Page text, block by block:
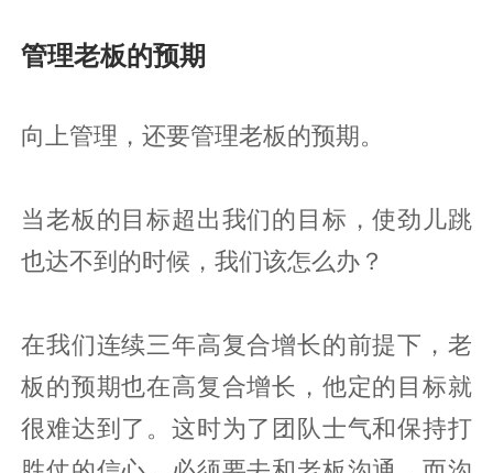
管理老板的预期
向上管理，还要管理老板的预期。
当老板的目标超出我们的目标，使劲儿跳
也达不到的时候，我们该怎么办？
在我们连续三年高复合增长的前提下，老
板的预期也在高复合增长，他定的目标就
很难达到了。这时为了团队士气和保持打